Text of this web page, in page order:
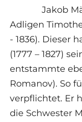
Jakob
Adligen
- 1836). Dieser
(1777 – 1827)
entstammte
Romanov). So
verpflichtet. Er
die Schwester